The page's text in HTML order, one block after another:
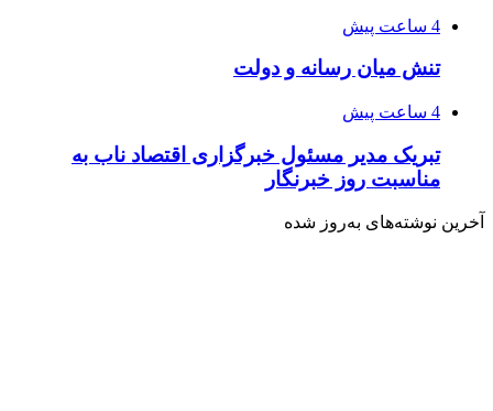
4 ساعت پیش
تنش میان رسانه و دولت
4 ساعت پیش
تبریک مدیر مسئول خبرگزاری اقتصاد ناب به
مناسبت روز خبرنگار
آخرین نوشته‌های‌ به‌روز شده